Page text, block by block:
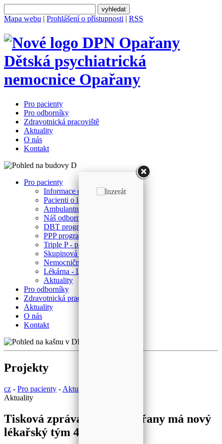
Mapa webu | Prohlášení o přístupnosti | RSS
Dětská psychiatrická
nemocnice Opařany
Pro pacienty
Pro odborníky
Zdravotnická pracoviště
Aktuality
O nás
Kontakt
Pro pacienty
Informace o přijetí
Pacienti o léčbě u nás
Ambulantní část
Náš odborný tým
DBT program
PPP program
Triple P - program
Skupinová psychoterapie
Nemocniční ombudsman
Lékárna - Laboratoř
Aktuality
Pro odborníky
Zdravotnická pracoviště
Aktuality
O nás
Kontakt
Projekty
cz - Pro pacienty - Aktuality
Aktuality
Tisková zpráva - DPN Opařany má nový
lékařský tým 4.1.2022